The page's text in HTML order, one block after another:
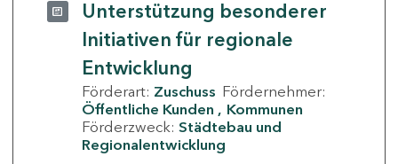
Unterstützung besonderer
Initiativen für regionale
Entwicklung
Förderart: Zuschuss Fördernehmer:
Öffentliche Kunden
Kommunen
Förderzweck: Städtebau und
Regionalentwicklung